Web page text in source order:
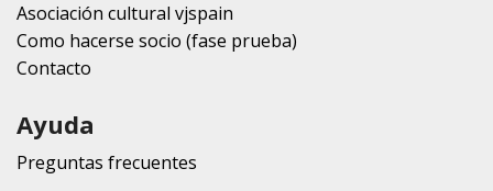
Asociación cultural vjspain
Como hacerse socio (fase prueba)
Contacto
Ayuda
Preguntas frecuentes